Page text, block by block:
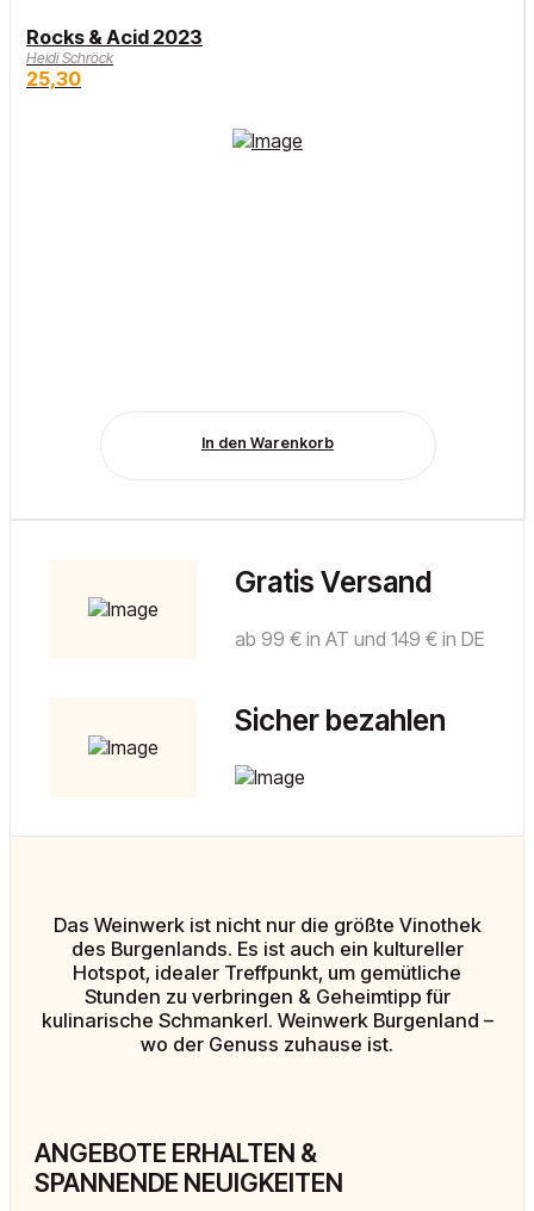
Rocks & Acid 2023
Heidi Schröck
25,30
In den Warenkorb
Gratis Versand
ab 99 € in AT und 149 € in DE
Sicher bezahlen
Das Weinwerk ist nicht nur die größte Vinothek
des Burgenlands. Es ist auch ein kultureller
Hotspot, idealer Treffpunkt, um gemütliche
Stunden zu verbringen & Geheimtipp für
kulinarische Schmankerl. Weinwerk Burgenland –
wo der Genuss zuhause ist.
ANGEBOTE ERHALTEN &
SPANNENDE NEUIGKEITEN